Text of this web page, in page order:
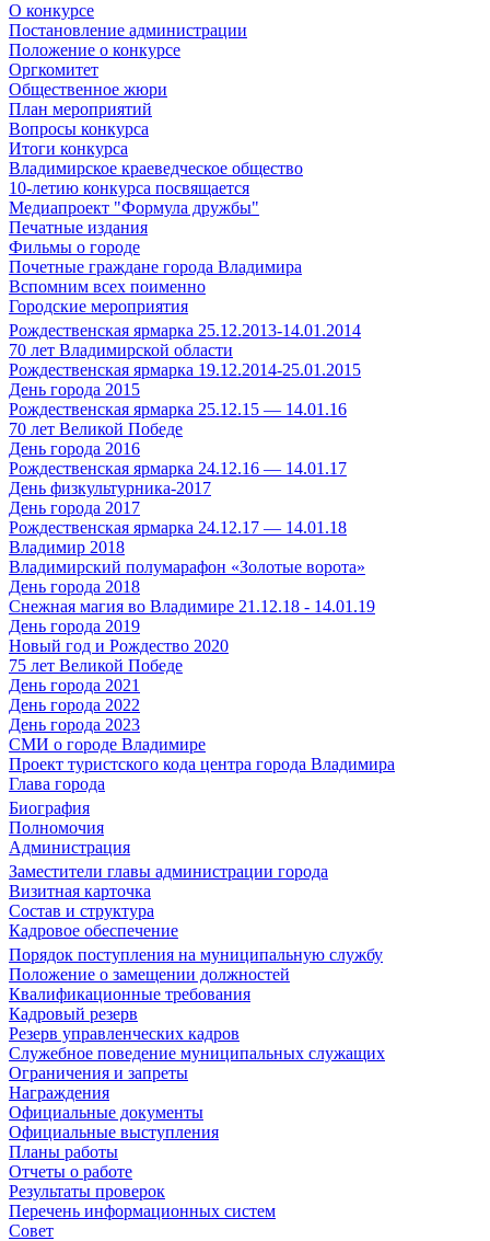
О конкурсе
Постановление администрации
Положение о конкурсе
Оргкомитет
Общественное жюри
План мероприятий
Вопросы конкурса
Итоги конкурса
Владимирское краеведческое общество
10-летию конкурса посвящается
Медиапроект "Формула дружбы"
Печатные издания
Фильмы о городе
Почетные граждане города Владимира
Вспомним всех поименно
Городские мероприятия
Рождественская ярмарка 25.12.2013-14.01.2014
70 лет Владимирской области
Рождественская ярмарка 19.12.2014-25.01.2015
День города 2015
Рождественская ярмарка 25.12.15 — 14.01.16
70 лет Великой Победе
День города 2016
Рождественская ярмарка 24.12.16 — 14.01.17
День физкультурника-2017
День города 2017
Рождественская ярмарка 24.12.17 — 14.01.18
Владимир 2018
Владимирский полумарафон «Золотые ворота»
День города 2018
Снежная магия во Владимире 21.12.18 - 14.01.19
День города 2019
Новый год и Рождество 2020
75 лет Великой Победе
День города 2021
День города 2022
День города 2023
СМИ о городе Владимире
Проект туристского кода центра города Владимира
Глава города
Биография
Полномочия
Администрация
Заместители главы администрации города
Визитная карточка
Состав и структура
Кадровое обеспечение
Порядок поступления на муниципальную службу
Положение о замещении должностей
Квалификационные требования
Кадровый резерв
Резерв управленческих кадров
Служебное поведение муниципальных служащих
Ограничения и запреты
Награждения
Официальные документы
Официальные выступления
Планы работы
Отчеты о работе
Результаты проверок
Перечень информационных систем
Совет